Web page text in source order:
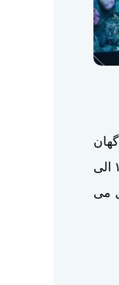
کوسه ای به سمت شما نزدیک می شود و… همچنین شما می توانید تجربه سوار شدن قایق با کف شیشه ای را بر روی آکواریوم نیز تجربه کنید. مدت سواری این قایق ها ۱۰ الی
می